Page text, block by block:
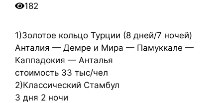
182
1)Золотое кольцо Турции (8 дней/7 ночей)
Анталия — Демре и Мира — Памуккале —
Каппадокия — Анталья
стоимость 33 тыс/чел
2)Классический Стамбул
3 дня 2 ночи